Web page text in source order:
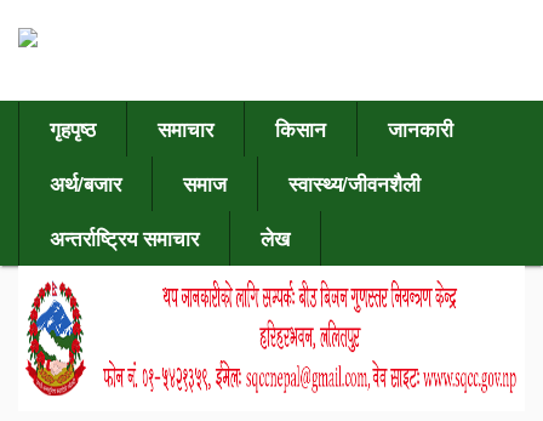
गृहपृष्ठ समाचार किसान
जानकारी
अर्थ/बजार
समाज
स्वास्थ्य/जीवनशैली
अन्तर्राष्ट्रिय समाचार
लेख